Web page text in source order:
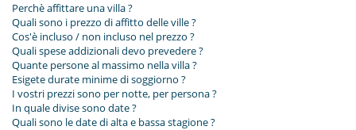
Perchè affittare una villa ?
Quali sono i prezzo di affitto delle ville ?
Cos'è incluso / non incluso nel prezzo ?
Quali spese addizionali devo prevedere ?
Quante persone al massimo nella villa ?
Esigete durate minime di soggiorno ?
I vostri prezzi sono per notte, per persona ?
In quale divise sono date ?
Quali sono le date di alta e bassa stagione ?